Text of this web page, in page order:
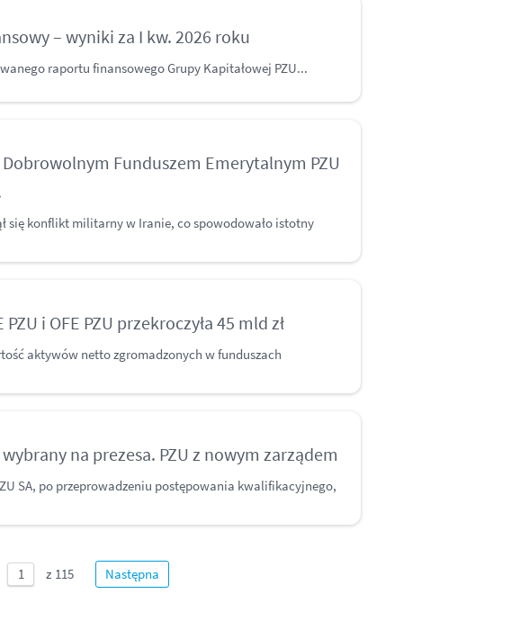
– wyniki za I kw. 2026 roku
raportu finansowego Grupy Kapitałowej PZU...
Funduszem Emerytalnym PZU
się konflikt militarny w Iranie, co spowodowało istotny
i OFE PZU przekroczyła 45 mld zł
aktywów netto zgromadzonych w funduszach
na prezesa. PZU z nowym zarządem
SA, po przeprowadzeniu postępowania kwalifikacyjnego,
Następna